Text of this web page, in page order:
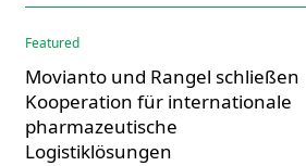
Featured
Movianto und Rangel schließen
Kooperation für internationale
pharmazeutische
Logistiklösungen